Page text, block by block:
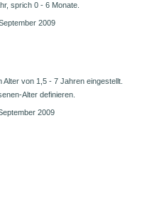
sprich 0 - 6 Monate.
2009
von 1,5 - 7 Jahren eingestellt.
Alter definieren.
2009